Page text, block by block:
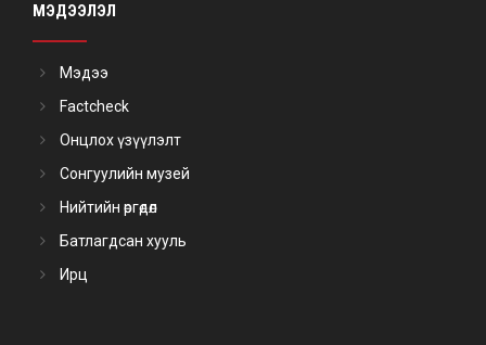
МЭДЭЭЛЭЛ
Мэдээ
Factcheck
Онцлох үзүүлэлт
Сонгуулийн музей
Нийтийн өргөдөл
Батлагдсан хууль
Ирц